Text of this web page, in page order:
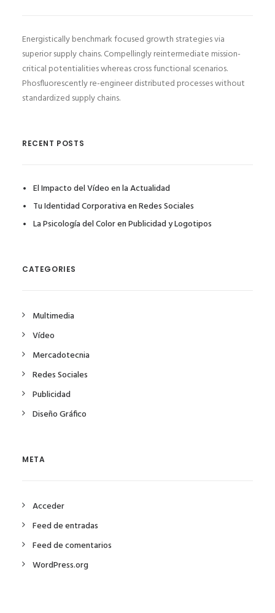
Energistically benchmark focused growth strategies via
superior supply chains. Compellingly reintermediate mission-
critical potentialities whereas cross functional scenarios.
Phosfluorescently re-engineer distributed processes without
standardized supply chains.
RECENT POSTS
El Impacto del Vídeo en la Actualidad
Tu Identidad Corporativa en Redes Sociales
La Psicología del Color en Publicidad y Logotipos
CATEGORIES
Multimedia
Vídeo
Mercadotecnia
Redes Sociales
Publicidad
Diseño Gráfico
META
Acceder
Feed de entradas
Feed de comentarios
WordPress.org